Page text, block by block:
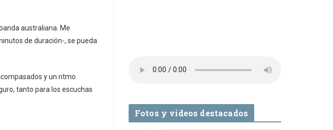
australiana. Me
de duración-, se pueda
y un ritmo
tanto para los escuchas
Fotos y videos destacados